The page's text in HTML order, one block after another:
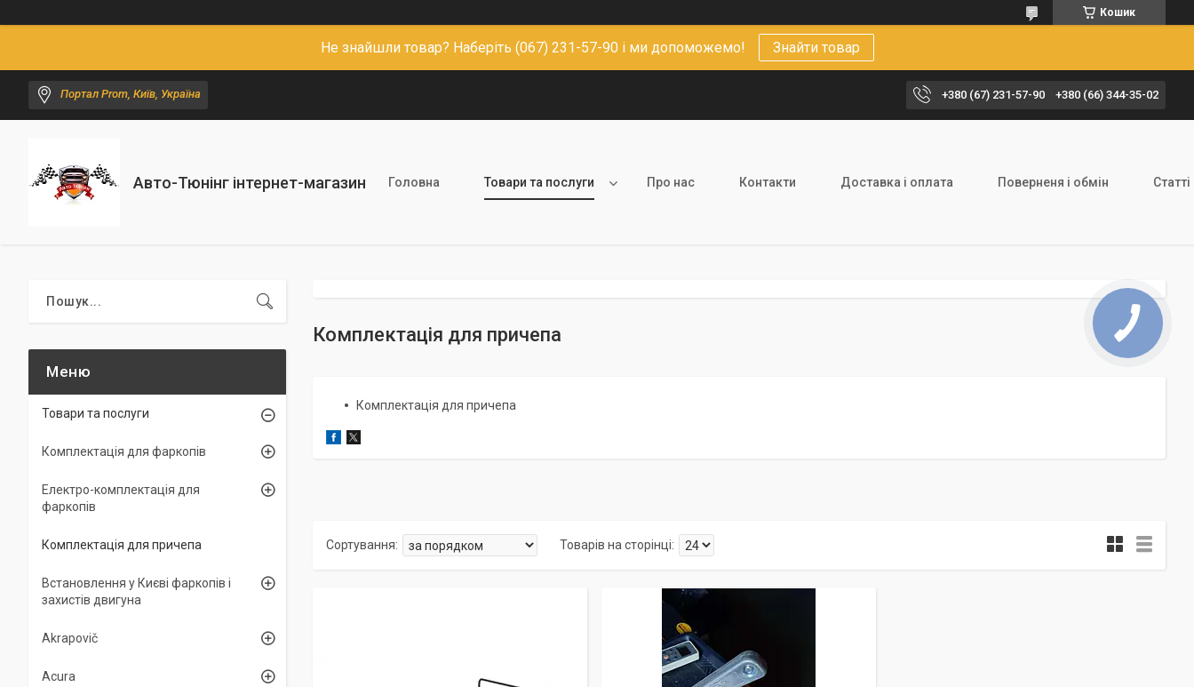
Кошик
Не знайшли товар? Наберіть (067) 231-57-90 і ми допоможемо! Знайти товар
Портал Prom, Київ, Україна +380 (67) 231-57-90 +380 (66) 344-35-02
Авто-Тюнінг інтернет-магазин Головна Товари та послуги Про нас Контакти Доставка і оплата Поверненя і обмін Статті
Комплектація для причепа
Комплектація для причепа
Товари та послуги
Комплектація для фаркопів
Електро-комплектація для
фаркопів
Комплектація для причепа
Встановлення у Києві фаркопів і
захистів двигуна
Akrapovič
Acura